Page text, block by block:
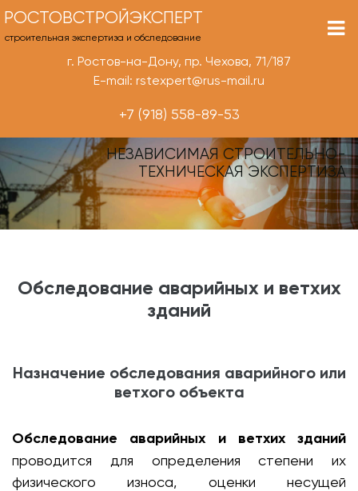
РОСТОВСТРОЙЭКСПЕРТ
строительная экспертиза и обследование
г. Ростов-на-Дону, пр. Чехова, 71/187
E-mail: rstexpert@rus-mail.ru
+7 (918) 558-89-53
НЕЗАВИСИМАЯ СТРОИТЕЛЬНО-
ТЕХНИЧЕСКАЯ ЭКСПЕРТИЗА
Обследование аварийных и ветхих
зданий
Назначение обследования аварийного или
ветхого объекта
Обследование аварийных и ветхих зданий
проводится для определения степени их
физического износа, оценки несущей